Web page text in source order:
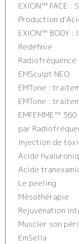
EXION™️ FACE :
Production
EXION™️ BODY
Redéfinie
Radiofréquence
EMSculpt NEO
EMTone :
EMTone :
EMFEMME™
par
Injection de
Acide
Acide
Le peeling
Mésothérapie
Rejuvénation
Muscler son
EmSella